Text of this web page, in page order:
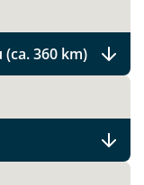
360 km)